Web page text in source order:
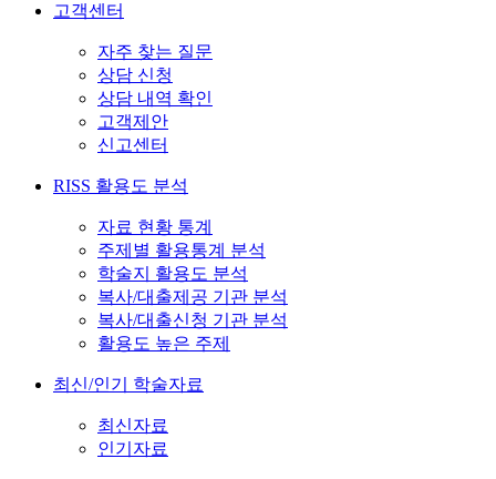
고객센터
자주 찾는 질문
상담 신청
상담 내역 확인
고객제안
신고센터
RISS 활용도 분석
자료 현황 통계
주제별 활용통계 분석
학술지 활용도 분석
복사/대출제공 기관 분석
복사/대출신청 기관 분석
활용도 높은 주제
최신/인기 학술자료
최신자료
인기자료